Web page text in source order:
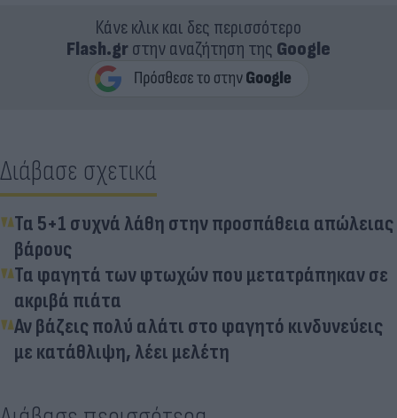
Κάνε κλικ και δες περισσότερο
Flash.grστην αναζήτηση της Google
Διάβασε σχετικά
Τα 5+1 συχνά λάθη στην προσπάθεια απώλειας
βάρους
Τα φαγητά των φτωχών που μετατράπηκαν σε
ακριβά πιάτα
Αν βάζεις πολύ αλάτι στο φαγητό κινδυνεύεις
με κατάθλιψη, λέει μελέτη